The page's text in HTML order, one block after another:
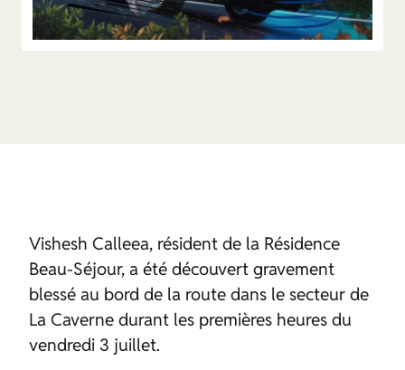
Vishesh Calleea, résident de la Résidence
Beau-Séjour, a été découvert gravement
blessé au bord de la route dans le secteur de
La Caverne durant les premières heures du
vendredi 3 juillet.